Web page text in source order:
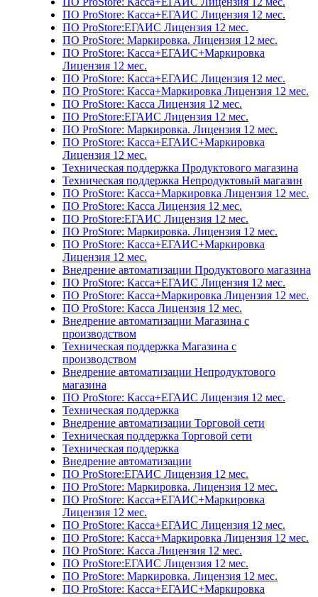
ПО ProStore: Касса+ЕГАИС Лицензия 12 мес.
ПО ProStore:ЕГАИС Лицензия 12 мес.
ПО ProStore: Маркировка. Лицензия 12 мес.
ПО ProStore: Касса+ЕГАИС+Маркировка
Лицензия 12 мес.
ПО ProStore: Касса+ЕГАИС Лицензия 12 мес.
ПО ProStore: Касса+Маркировка Лицензия 12 мес.
ПО ProStore: Касса Лицензия 12 мес.
ПО ProStore:ЕГАИС Лицензия 12 мес.
ПО ProStore: Маркировка. Лицензия 12 мес.
ПО ProStore: Касса+ЕГАИС+Маркировка
Лицензия 12 мес.
Техническая поддержка Продуктового магазина
Техническая поддержка Непродуктовый магазин
ПО ProStore: Касса+Маркировка Лицензия 12 мес.
ПО ProStore: Касса Лицензия 12 мес.
ПО ProStore:ЕГАИС Лицензия 12 мес.
ПО ProStore: Маркировка. Лицензия 12 мес.
ПО ProStore: Касса+ЕГАИС+Маркировка
Лицензия 12 мес.
Внедрение автоматизации Продуктового магазина
ПО ProStore: Касса+ЕГАИС Лицензия 12 мес.
ПО ProStore: Касса+Маркировка Лицензия 12 мес.
ПО ProStore: Касса Лицензия 12 мес.
Внедрение автоматизации Магазина с
производством
Техническая поддержка Магазина с
производством
Внедрение автоматизации Непродуктового
магазина
ПО ProStore: Касса+ЕГАИС Лицензия 12 мес.
Техническая поддержка
Внедрение автоматизации Торговой сети
Техническая поддержка Торговой сети
Техническая поддержка
Внедрение автоматизации
ПО ProStore:ЕГАИС Лицензия 12 мес.
ПО ProStore: Маркировка. Лицензия 12 мес.
ПО ProStore: Касса+ЕГАИС+Маркировка
Лицензия 12 мес.
ПО ProStore: Касса+ЕГАИС Лицензия 12 мес.
ПО ProStore: Касса+Маркировка Лицензия 12 мес.
ПО ProStore: Касса Лицензия 12 мес.
ПО ProStore:ЕГАИС Лицензия 12 мес.
ПО ProStore: Маркировка. Лицензия 12 мес.
ПО ProStore: Касса+ЕГАИС+Маркировка